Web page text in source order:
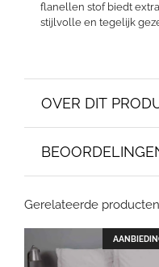
flanellen stof biedt
stijlvolle en tegelijk
OVER DIT
Gerelateerde producten